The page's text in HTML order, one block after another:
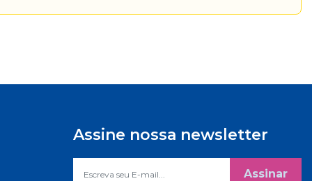
Assine nossa newsletter
Assinar